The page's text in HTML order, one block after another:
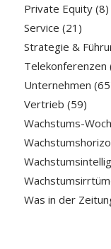
Private Equity(8)
Service (21)
Strategie &
Telekonferenzen
Unternehmen
Vertrieb (59)
Wachstums-
Was in der